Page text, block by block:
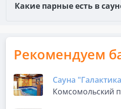
Какие парные есть в
Рекомендуем
Сауна
Комсомольский